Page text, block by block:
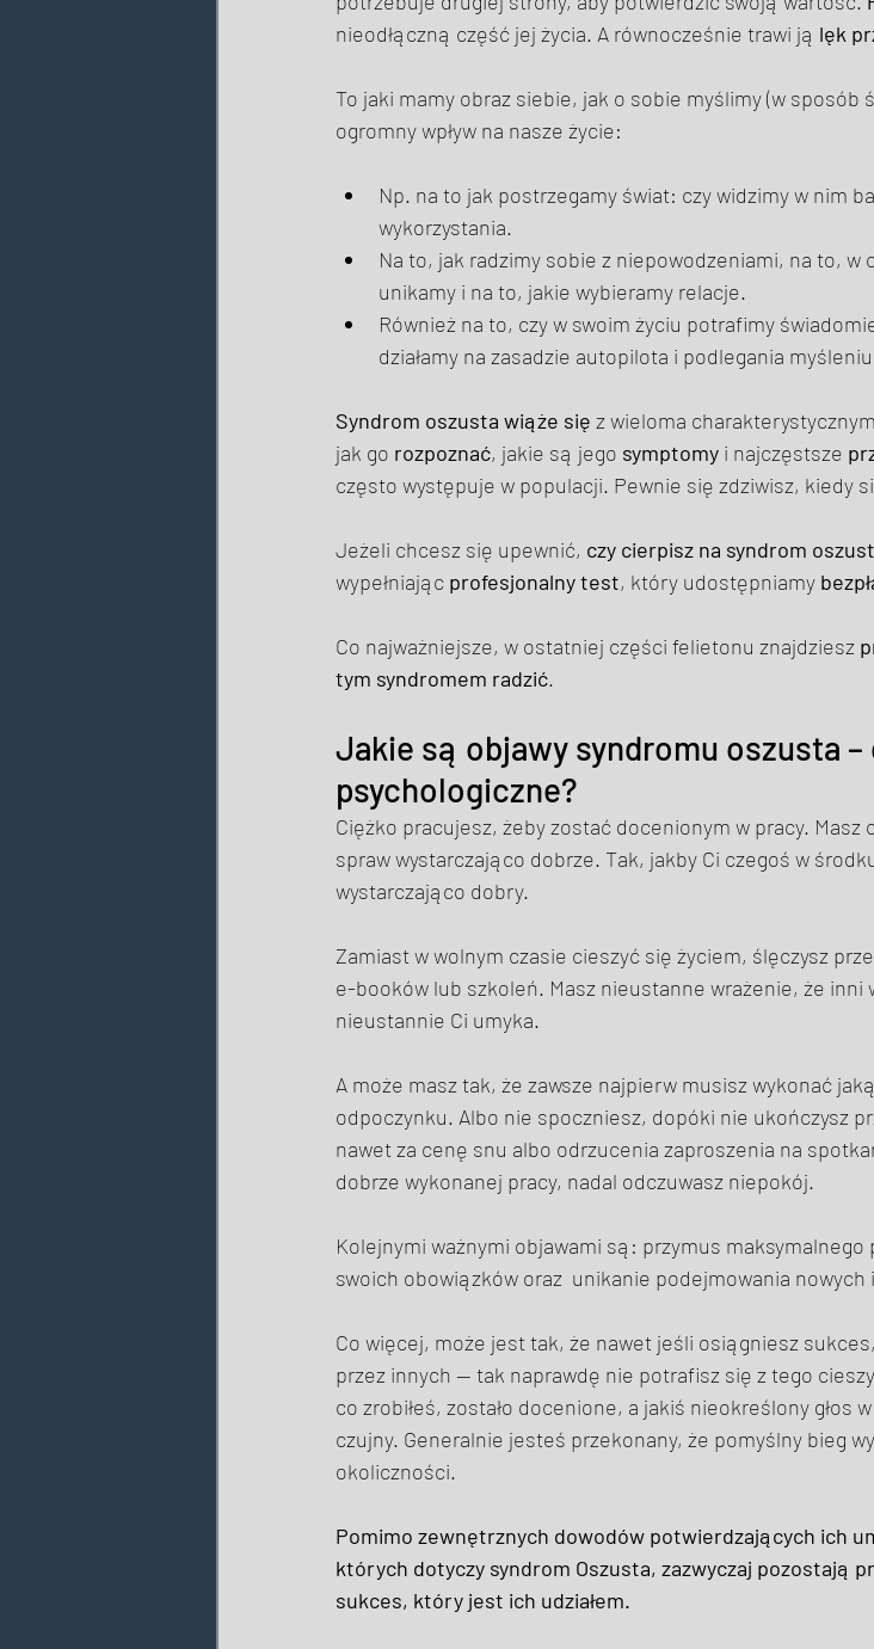
nieodłączną część jej życia. A równocześnie trawi ją lęk
To jaki mamy obraz siebie, jak o sobie myślimy (w sposób
ogromny wpływ na nasze życie:
Np. na to jak postrzegamy świat: czy widzimy w nim
wykorzystania.
Na to, jak radzimy sobie z niepowodzeniami, na to, w
unikamy i na to, jakie wybieramy relacje.
Również na to, czy w swoim życiu potrafimy
działamy na zasadzie autopilota i podlegania
Syndrom oszusta wiąże się z wieloma
jak go rozpoznać, jakie są jego symptomy i najczęstsze
często występuje w populacji. Pewnie się zdziwisz, kiedy
Jeżeli chcesz się upewnić, czy cierpisz na syndrom
wypełniając profesjonalny test, który udostępniamy
Co najważniejsze, w ostatniej części felietonu znajdziesz
tym syndromem radzić.
Jakie są objawy syndromu oszusta
psychologiczne?
Ciężko pracujesz, żeby zostać docenionym w pracy. Masz
spraw wystarczająco dobrze. Tak, jakby Ci czegoś w
wystarczająco dobry.
Zamiast w wolnym czasie cieszyć się życiem, ślęczysz
e-booków lub szkoleń. Masz nieustanne wrażenie, że inni
nieustannie Ci umyka.
A może masz tak, że zawsze najpierw musisz wykonać
odpoczynku. Albo nie spoczniesz, dopóki nie ukończysz
nawet za cenę snu albo odrzucenia zaproszenia na
dobrze wykonanej pracy, nadal odczuwasz niepokój.
Kolejnymi ważnymi objawami są: przymus
swoich obowiązków oraz  unikanie podejmowania
Co więcej, może jest tak, że nawet jeśli osiągniesz
przez innych — tak naprawdę nie potrafisz się z tego
co zrobiłeś, zostało docenione, a jakiś nieokreślony głos
czujny. Generalnie jesteś przekonany, że pomyślny bieg
okoliczności.
Pomimo zewnętrznych dowodów potwierdzających ich
których dotyczy syndrom Oszusta, zazwyczaj pozostają
sukces, który jest ich udziałem.